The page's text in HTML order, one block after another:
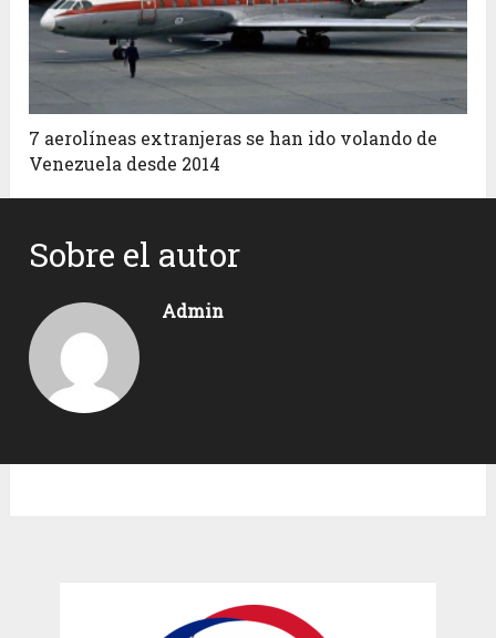
7 aerolíneas extranjeras se han ido volando de
Venezuela desde 2014
Sobre el autor
Admin